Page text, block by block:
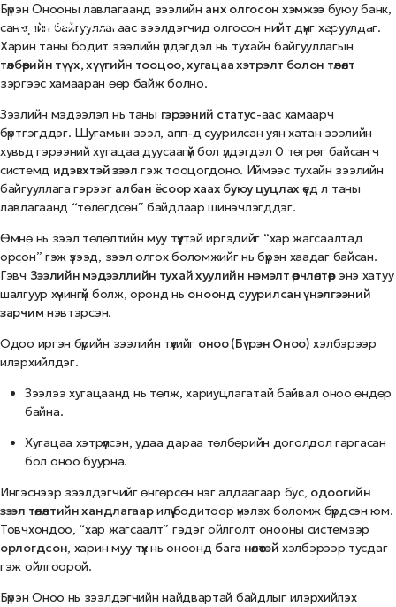
Бүрэн Онооны лавлагаанд зээлийн анх олгосон хэмжээ буюу банк,
санхүүгийн байгууллагаас зээлдэгчид олгосон нийт дүнг харуулдаг.
Харин таны бодит зээлийн үлдэгдэл нь тухайн байгууллагын
төлбөрийн түүх, хүүгийн тооцоо, хугацаа хэтрэлт болон төлөлт
зэргээс хамааран өөр байж болно.
Зээлийн мэдээлэл нь таны гэрээний статус-аас хамаарч
бүртгэгддэг. Шугамын зээл, апп-д суурилсан уян хатан зээлийн
хувьд гэрээний хугацаа дуусаагүй бол үлдэгдэл 0 төгрөг байсан ч
системд идэвхтэй зээл гэж тооцогдоно. Иймээс тухайн зээлийн
байгууллага гэрээг албан ёсоор хаах буюу цуцлах үед л таны
лавлагаанд “төлөгдсөн” байдлаар шинэчлэгддэг.
Өмнө нь зээл төлөлтийн муу түүхтэй иргэдийг “хар жагсаалтад
орсон” гэж үзээд, зээл олгох боломжийг нь бүрэн хаадаг байсан.
Гэвч Зээлийн мэдээллийн тухай хуулийн нэмэлт өөрчлөлтөөрэнэ хатуу
шалгуур хүчингүй болж, оронд нь оноонд суурилсан үнэлгээний
зарчим нэвтэрсэн.
Одоо иргэн бүрийн зээлийн түүхийг оноо (Бүрэн Оноо) хэлбэрээр
илэрхийлдэг.
Зээлээ хугацаанд нь төлж, хариуцлагатай байвал оноо өндөр
байна.
Хугацаа хэтрүүлсэн, удаа дараа төлбөрийн доголдол гаргасан
бол оноо буурна.
Ингэснээр зээлдэгчийг өнгөрсөн нэг алдаагаар бус, одоогийн
зээл төлөлтийн хандлагаарилүү бодитоор үнэлэх боломж бүрдсэн юм.
Товчхондоо, “хар жагсаалт” гэдэг ойлголт онооны системээр
орлогдсон, харин муу түүх нь оноонд бага нөлөөтэй хэлбэрээр тусдаг
гэж ойлгоорой.
Бүрэн Оноо нь зээлдэгчийн найдвартай байдлыг илэрхийлэх